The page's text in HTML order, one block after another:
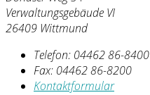
Verwaltungsgebäude VI
26409 Wittmund
Telefon: 04462 86-8400
Fax: 04462 86-8200
Kontaktformular